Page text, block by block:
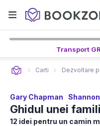
Transport
Carti Dezvoltare
Gary Chapman
Ghidul unei
12 idei pentru un camin